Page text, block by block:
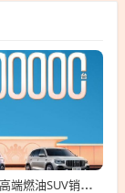
首个中国品牌高端燃油SUV销冠！吉利星越L总销量破100万台